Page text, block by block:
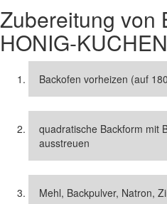
Zubereitung von
HONIG-KUCHEN
Backofen vorheizen (auf
quadratische Backform mit
ausstreuen
Mehl, Backpulver, Natron,